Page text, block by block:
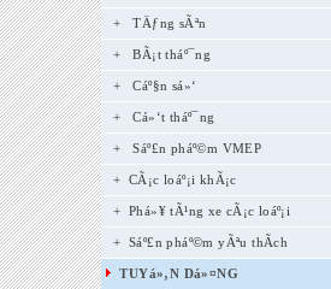
+TÄƒng sÃªn
+BÃ¡t tháº¯ng
+Cáº§n sá»‘
+Cá»‘t tháº¯ng
+Sáº£n pháº©m VMEP
+ CÃ¡c loáº¡i khÃ¡c
+ Phá»¥ tÃ¹ng xe cÃ¡c loáº¡i
+ Sáº£n pháº©m yÃªu thÃ­ch
TUYá»‚N Dá»¤NG